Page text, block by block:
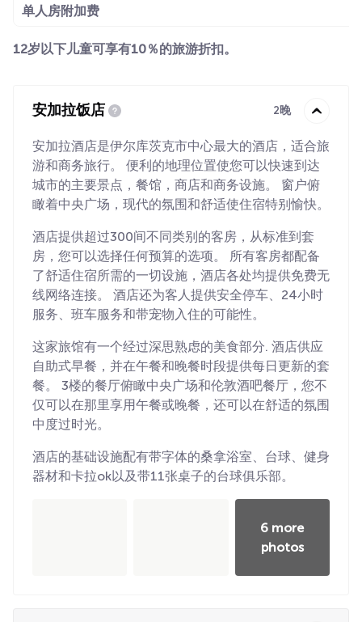
单人房附加费
12岁以下儿童可享有10％的旅游折扣。
安加拉饭店 2晚
安加拉酒店是伊尔库茨克市中心最大的酒店，适合旅
游和商务旅行。 便利的地理位置使您可以快速到达
城市的主要景点，餐馆，商店和商务设施。 窗户俯
瞰着中央广场，现代的氛围和舒适使住宿特别愉快。
酒店提供超过300间不同类别的客房，从标准到套
房，您可以选择任何预算的选项。 所有客房都配备
了舒适住宿所需的一切设施，酒店各处均提供免费无
线网络连接。 酒店还为客人提供安全停车、24小时
服务、班车服务和带宠物入住的可能性。
这家旅馆有一个经过深思熟虑的美食部分. 酒店供应
自助式早餐，并在午餐和晚餐时段提供每日更新的套
餐。 3楼的餐厅俯瞰中央广场和伦敦酒吧餐厅，您不
仅可以在那里享用午餐或晚餐，还可以在舒适的氛围
中度过时光。
酒店的基础设施配有带字体的桑拿浴室、台球、健身
器材和卡拉ok以及带11张桌子的台球俱乐部。
6 more
photos